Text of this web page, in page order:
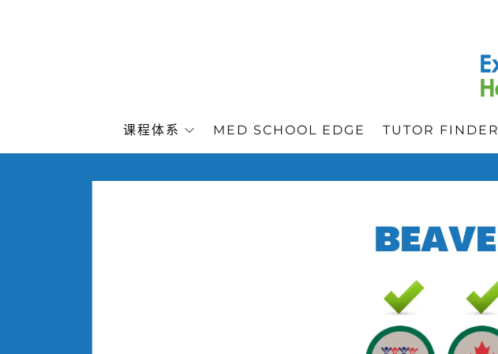
课程体系 MED SCHOOL EDGE TUTOR FINDER